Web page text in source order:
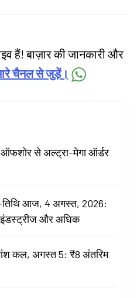
हैं! बाज़ार की जानकारी और
चैनल से जुड़ें।
से अल्ट्रा-मेगा ऑर्डर
तिथि आज, 4 अगस्त, 2026:
इंडस्ट्रीज और अधिक
कल, अगस्त 5: ₹8 अंतरिम